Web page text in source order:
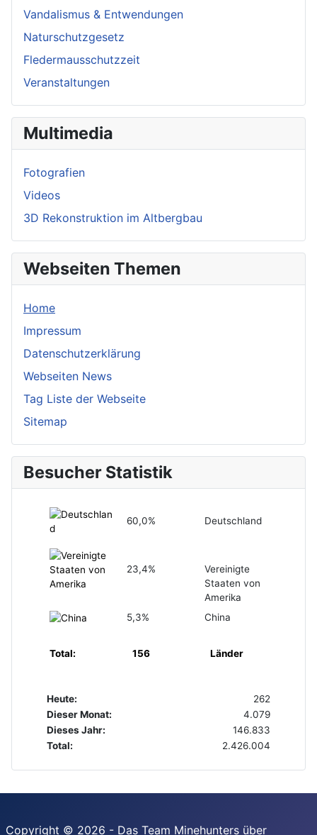
Vandalismus & Entwendungen
Naturschutzgesetz
Fledermausschutzzeit
Veranstaltungen
Multimedia
Fotografien
Videos
3D Rekonstruktion im Altbergbau
Webseiten Themen
Home
Impressum
Datenschutzerklärung
Webseiten News
Tag Liste der Webseite
Sitemap
Besucher Statistik
60,0% Deutschland
23,4%
Vereinigte
Staaten von
Amerika
5,3%
China
Total: 156 Länder
Heute:
262
Dieser Monat:
4.079
Dieses Jahr:
146.833
Total:
2.426.004
Copyright © 2026 - Das Team Minehunters über